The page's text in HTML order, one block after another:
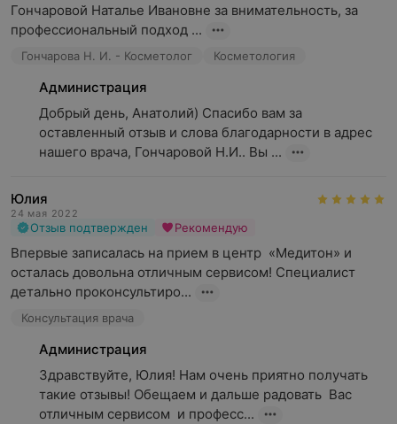
Гончаровой Наталье Ивановне за внимательность, за
профессиональный подход ...
Гончарова Н. И. - Косметолог Косметология
Администрация
Добрый день, Анатолий) Спасибо вам за
оставленный отзыв и слова благодарности в адрес
нашего врача, Гончаровой Н.И.. Вы ...
Юлия
24 мая 2022
Отзыв подтвержден Рекомендую
Впервые записалась на прием в центр  «Медитон» и
осталась довольна отличным сервисом! Специалист
детально проконсультиро...
Консультация врача
Администрация
Здравствуйте, Юлия! Нам очень приятно получать
такие отзывы! Обещаем и дальше радовать  Вас
отличным сервисом  и професс...